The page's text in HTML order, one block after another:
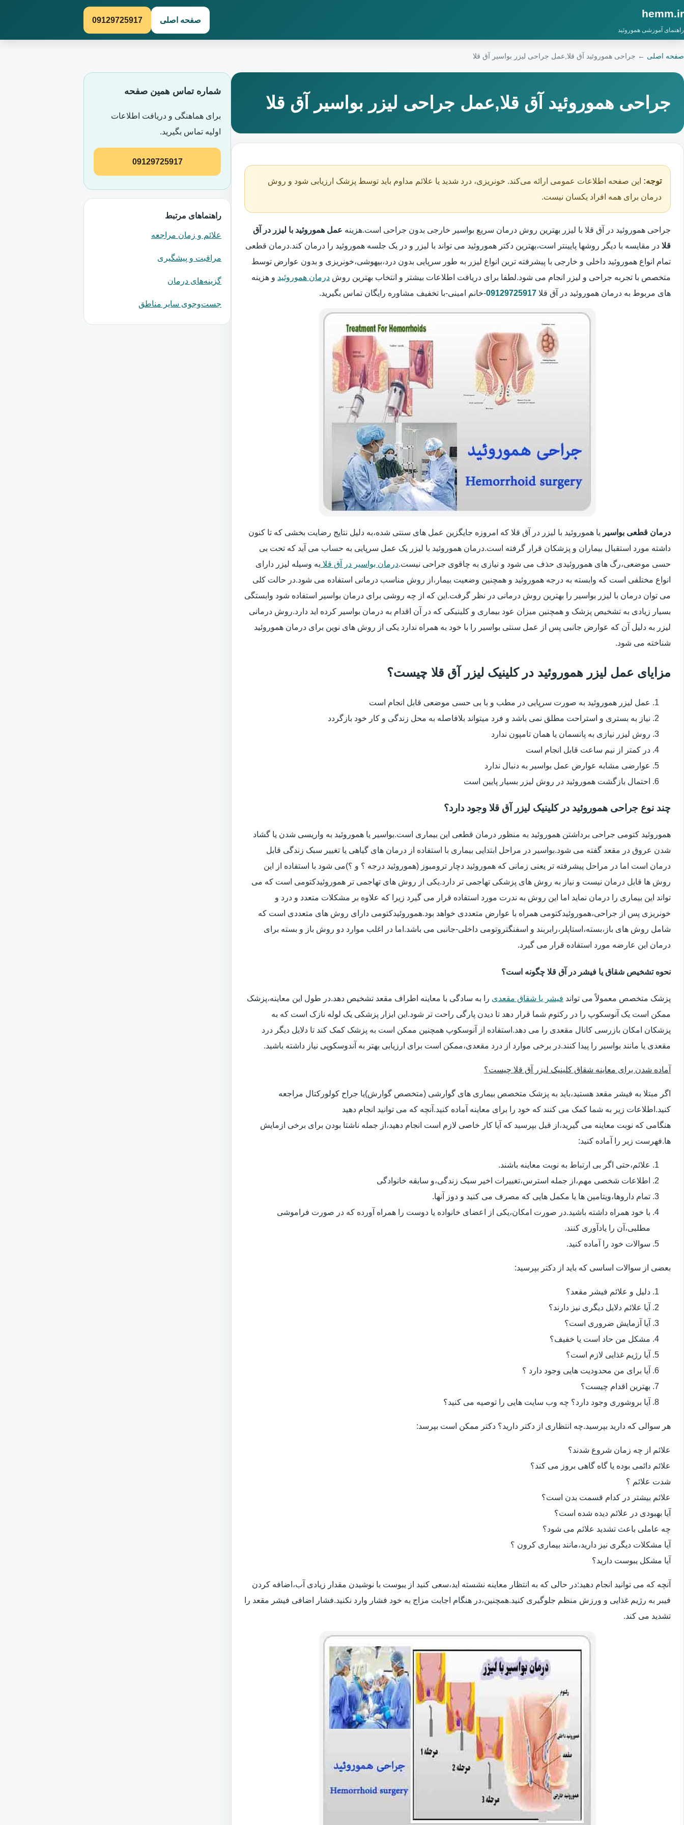
hemm.ir
راهنمای آموزشی هموروئید
صفحه اصلی 09129725917
صفحه اصلی ← جراحی هموروئید آق قلا,عمل جراحی لیزر بواسیر آق قلا
جراحی هموروئید آق قلا,عمل جراحی لیزر بواسیر آق قلا
توجه: این صفحه اطلاعات عمومی ارائه می‌کند. خونریزی، درد شدید یا علائم مداوم باید توسط پزشک ارزیابی شود و روش
درمان برای همه افراد یکسان نیست.
جراحی هموروئید در آق قلا با لیزر بهترین روش درمان سریع بواسیر خارجی بدون جراحی است.هزینه عمل هموروئید با لیزر در آق
قلا در مقایسه با دیگر روشها پایینتر است،بهترین دکتر هموروئید می تواند با لیزر و در یک جلسه هموروئید را درمان کند.درمان قطعی
تمام انواع هموروئید داخلی و خارجی با پیشرفته ترین انواع لیزر به طور سرپایی بدون درد،بیهوشی،خونریزی و بدون عوارض توسط
متخصص با تجربه جراحی و لیزر انجام می شود.لطفا برای دریافت اطلاعات بیشتر و انتخاب بهترین روش درمان هموروئید و هزینه
های مربوط به درمان هموروئید در آق قلا 09129725917-خانم امینی-با تخفیف مشاوره رایگان تماس بگیرید.
درمان قطعی بواسیر یا هموروئید با لیزر در آق قلا که امروزه جایگزین عمل های سنتی شده،به دلیل نتایج رضایت بخشی که تا کنون
داشته مورد استقبال بیماران و پزشکان قرار گرفته است.درمان هموروئید با لیزر یک عمل سرپایی به حساب می آید که تحت بی
حسی موضعی،رگ های هموروئیدی حذف می شود و نیازی به چاقوی جراحی نیست.درمان بواسیر در آق قلا به وسیله لیزر دارای
انواع مختلفی است که وابسته به درجه هموروئید و همچنین وضعیت بیمار،از روش مناسب درمانی استفاده می شود.در حالت کلی
می توان درمان با لیزر بواسیر را بهترین روش درمانی در نظر گرفت.این که از چه روشی برای درمان بواسیر استفاده شود وابستگی
بسیار زیادی به تشخیص پزشک و همچنین میزان عود بیماری و کلینیکی که در آن اقدام به درمان بواسیر کرده اید دارد.روش درمانی
لیزر به دلیل آن که عوارض جانبی پس از عمل سنتی بواسیر را با خود به همراه ندارد یکی از روش های نوین برای درمان هموروئید
شناخته می شود.
مزایای عمل لیزر هموروئید در کلینیک لیزر آق قلا چیست؟
عمل لیزر هموروئید به صورت سرپایی در مطب و با بی حسی موضعی قابل انجام است
نیاز به بستری و استراحت مطلق نمی باشد و فرد میتواند بلافاصله به محل زندگی و کار خود بازگردد
روش لیزر نیازی به پانسمان یا همان تامپون ندارد
در کمتر از نیم ساعت قابل انجام است
عوارضی مشابه عوارض عمل بواسیر به دنبال ندارد
احتمال بازگشت هموروئید در روش لیزر بسیار پایین است
چند نوع جراحی هموروئید در کلینیک لیزر آق قلا وجود دارد؟
هموروئید کتومی جراحی برداشتن هموروئید به منظور درمان قطعی این بیماری است.بواسیر یا هموروئید به واریسی شدن یا گشاد
شدن عروق در مقعد گفته می شود.بواسیر در مراحل ابتدایی بیماری با استفاده از درمان های گیاهی یا تغییر سبک زندگی قابل
درمان است اما در مراحل پیشرفته تر یعنی زمانی که هموروئید دچار ترومبوز (هموروئید درجه ؟ و ؟)می شود با استفاده از این
روش ها قابل درمان نیست و نیاز به روش های پزشکی تهاجمی تر دارد.یکی از روش های تهاجمی تر هموروئیدکتومی است که می
تواند این بیماری را درمان نماید اما این روش به ندرت مورد استفاده قرار می گیرد زیرا که علاوه بر مشکلات متعدد و درد و
خونریزی پس از جراحی،هموروئیدکتومی همراه با عوارض متعددی خواهد بود.هموروئیدکتومی دارای روش های متعددی است که
شامل روش های باز،بسته،استاپلر،رابربند و اسفنگتروتومی داخلی-جانبی می باشد.اما در اغلب موارد دو روش باز و بسته برای
درمان این عارضه مورد استفاده قرار می گیرد.
نحوه تشخیص شقاق یا فیشر در آق قلا چگونه است؟
پزشک متخصص معمولاً می تواند فیشر یا شقاق مقعدی را به سادگی با معاینه اطراف مقعد تشخیص دهد.در طول این معاینه،پزشک
ممکن است یک آنوسکوپ را در رکتوم شما قرار دهد تا دیدن پارگی راحت تر شود.این ابزار پزشکی یک لوله نازک است که به
پزشکان امکان بازرسی کانال مقعدی را می دهد.استفاده از آنوسکوپ همچنین ممکن است به پزشک کمک کند تا دلایل دیگر درد
مقعدی یا مانند بواسیر را پیدا کنند.در برخی موارد از درد مقعدی،ممکن است برای ارزیابی بهتر به آندوسکوپی نیاز داشته باشید.
آماده شدن برای معاینه شقاق کلینیک لیزر آق قلا چیست؟
اگر مبتلا به فیشر مقعد هستید،باید به پزشک متخصص بیماری های گوارشی (متخصص گوارش)یا جراح کولورکتال مراجعه
کنید.اطلاعات زیر به شما کمک می کنند که خود را برای معاینه آماده کنید.آنچه که می توانید انجام دهید
هنگامی که نوبت معاینه می گیرید،از قبل بپرسید که آیا کار خاصی لازم است انجام دهید،از جمله ناشتا بودن برای برخی ازمایش
ها.فهرست زیر را آماده کنید:
علائم،حتی اگر بی ارتباط به نوبت معاینه باشند.
اطلاعات شخصی مهم،از جمله استرس،تغییرات اخیر سبک زندگی،و سابقه خانوادگی
تمام داروها،ویتامین ها یا مکمل هایی که مصرف می کنید و دوز آنها.
با خود همراه داشته باشید.در صورت امکان،یکی از اعضای خانواده یا دوست را همراه آورده که در صورت فراموشی
مطلبی،آن را یادآوری کنند.
سوالات خود را آماده کنید.
بعضی از سوالات اساسی که باید از دکتر بپرسید:
دلیل و علائم فیشر مقعد؟
آیا علائم دلایل دیگری نیز دارند؟
آیا آزمایش ضروری است؟
مشکل من حاد است یا خفیف؟
آیا رژیم غذایی لازم است؟
آیا برای من محدودیت هایی وجود دارد ؟
بهترین اقدام چیست؟
آیا بروشوری وجود دارد؟ چه وب سایت هایی را توصیه می کنید؟
هر سوالی که دارید بپرسید.چه انتظاری از دکتر دارید؟ دکتر ممکن است بپرسد:
علائم از چه زمان شروع شدند؟
علائم دائمی بوده یا گاه گاهی بروز می کند؟
شدت علائم ؟
علائم بیشتر در کدام قسمت بدن است؟
آیا بهبودی در علائم دیده شده است؟
چه عاملی باعث تشدید علائم می شود؟
آیا مشکلات دیگری نیز دارید،مانند بیماری کرون ؟
آیا مشکل یبوست دارید؟
آنچه که می توانید انجام دهید:در حالی که به انتظار معاینه نشسته اید،سعی کنید از یبوست با نوشیدن مقدار زیادی آب،اضافه کردن
فیبر به رژیم غذایی و ورزش منظم جلوگیری کنید.همچنین،در هنگام اجابت مزاج به خود فشار وارد نکنید.فشار اضافی فیشر مقعد را
تشدید می کند.
شماره تماس همین صفحه
برای هماهنگی و دریافت اطلاعات
اولیه تماس بگیرید.
09129725917
راهنماهای مرتبط
علائم و زمان مراجعه
مراقبت و پیشگیری
گزینه‌های درمان
جست‌وجوی سایر مناطق